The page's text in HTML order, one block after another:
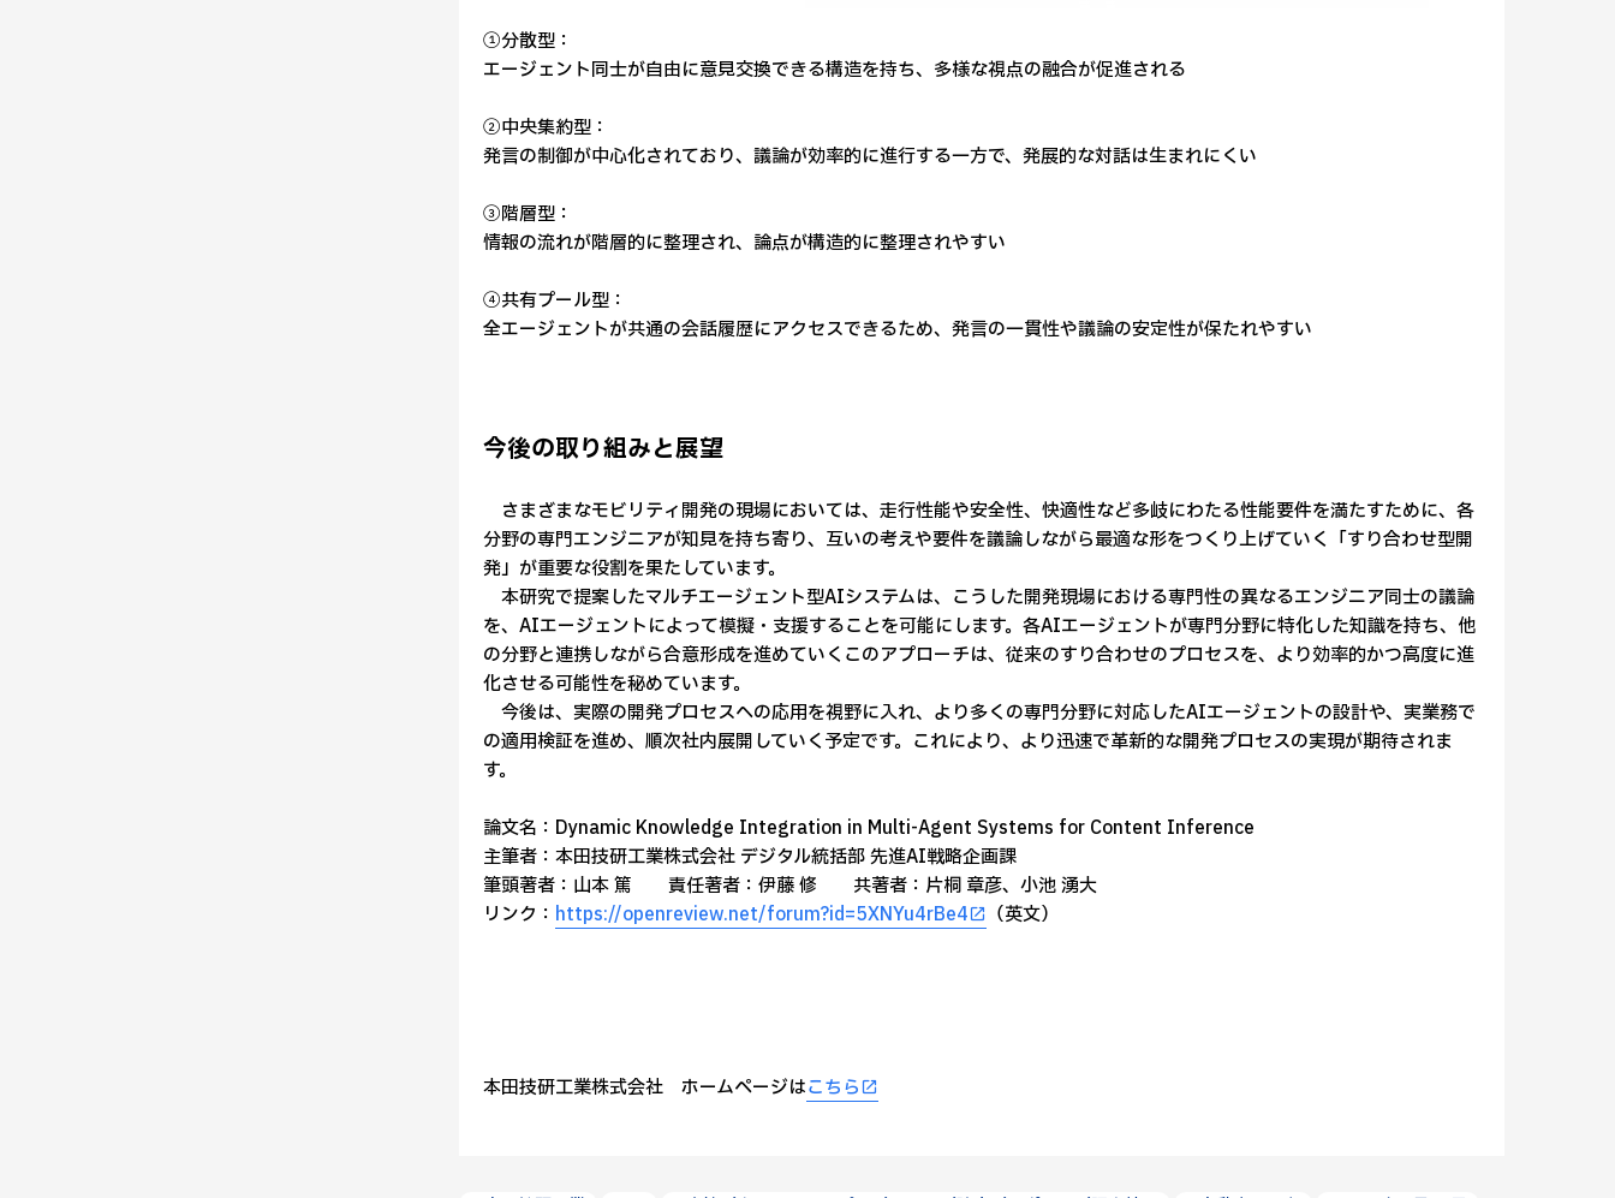
①分散型：
エージェント同士が自由に意見交換できる構造を持ち、多様な視点の融合が促進される
②中央集約型：
発言の制御が中心化されており、議論が効率的に進行する一方で、発展的な対話は生まれにくい
③階層型：
情報の流れが階層的に整理され、論点が構造的に整理されやすい
④共有プール型：
全エージェントが共通の会話履歴にアクセスできるため、発言の一貫性や議論の安定性が保たれやすい
今後の取り組みと展望
さまざまなモビリティ開発の現場においては、走行性能や安全性、快適性など多岐にわたる性能要件を満たすために、各
分野の専門エンジニアが知見を持ち寄り、互いの考えや要件を議論しながら最適な形をつくり上げていく「すり合わせ型開
発」が重要な役割を果たしています。
本研究で提案したマルチエージェント型AIシステムは、こうした開発現場における専門性の異なるエンジニア同士の議論
を、AIエージェントによって模擬・支援することを可能にします。各AIエージェントが専門分野に特化した知識を持ち、他
の分野と連携しながら合意形成を進めていくこのアプローチは、従来のすり合わせのプロセスを、より効率的かつ高度に進
化させる可能性を秘めています。
今後は、実際の開発プロセスへの応用を視野に入れ、より多くの専門分野に対応したAIエージェントの設計や、実業務で
の適用検証を進め、順次社内展開していく予定です。これにより、より迅速で革新的な開発プロセスの実現が期待されま
す。
論文名：Dynamic Knowledge Integration in Multi-Agent Systems for Content Inference
主筆者：本田技研工業株式会社 デジタル統括部 先進AI戦略企画課
筆頭著者：山本 篤 責任著者：伊藤 修 共著者：片桐 章彦、小池 湧大
リンク： https://openreview.net/forum?id=5XNYu4rBe4 （英文）
本田技研工業株式会社 ホームページはこちら